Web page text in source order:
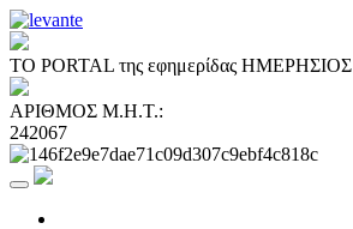
ΤΟ PORTAL της εφημερίδας ΗΜΕΡΗΣΙΟΣ
ΑΡΙΘΜΟΣ Μ.Η.Τ.:
242067